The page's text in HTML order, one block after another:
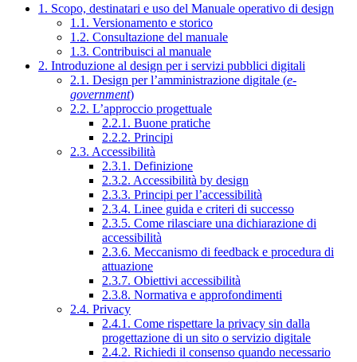
1. Scopo, destinatari e uso del Manuale operativo di design
1.1. Versionamento e storico
1.2. Consultazione del manuale
1.3. Contribuisci al manuale
2. Introduzione al design per i servizi pubblici digitali
2.1. Design per l’amministrazione digitale (e-
government)
2.2. L’approccio progettuale
2.2.1. Buone pratiche
2.2.2. Principi
2.3. Accessibilità
2.3.1. Definizione
2.3.2. Accessibilità by design
2.3.3. Principi per l’accessibilità
2.3.4. Linee guida e criteri di successo
2.3.5. Come rilasciare una dichiarazione di
accessibilità
2.3.6. Meccanismo di feedback e procedura di
attuazione
2.3.7. Obiettivi accessibilità
2.3.8. Normativa e approfondimenti
2.4. Privacy
2.4.1. Come rispettare la privacy sin dalla
progettazione di un sito o servizio digitale
2.4.2. Richiedi il consenso quando necessario